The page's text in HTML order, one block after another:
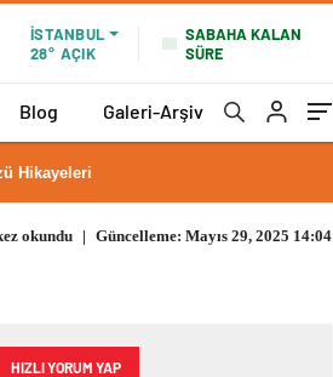
İSTANBUL
28° AÇIK
SABAHA KALAN
SÜRE
Blog Galeri-Arşiv
Hikayeleri
okundu | Güncelleme: Mayıs 29, 2025 14:04
HIZLI YORUM YAP